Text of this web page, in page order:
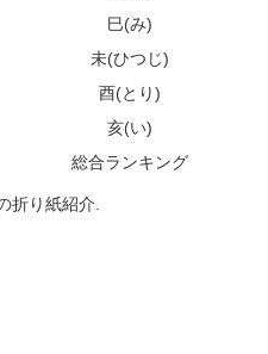
巳(み)
未(ひつじ)
酉(とり)
亥(い)
総合ランキング
折り紙紹介.